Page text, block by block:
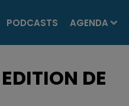
PODCASTS AGENDA
DE